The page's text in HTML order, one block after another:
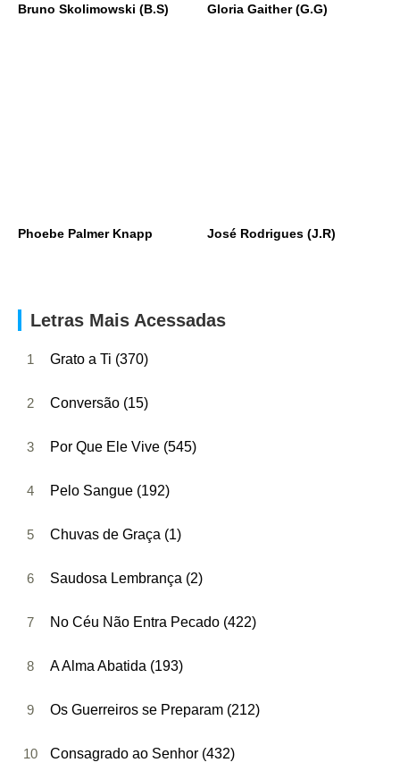
Bruno Skolimowski (B.S) Gloria Gaither (G.G)
Phoebe Palmer Knapp José Rodrigues (J.R)
Letras Mais Acessadas
1 Grato a Ti (370)
2 Conversão (15)
3 Por Que Ele Vive (545)
4 Pelo Sangue (192)
5 Chuvas de Graça (1)
6 Saudosa Lembrança (2)
7 No Céu Não Entra Pecado (422)
8 A Alma Abatida (193)
9 Os Guerreiros se Preparam (212)
10 Consagrado ao Senhor (432)